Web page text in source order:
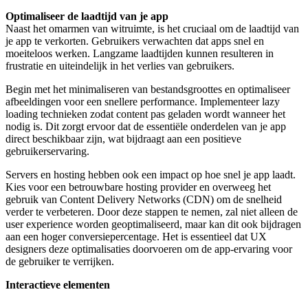
Optimaliseer de laadtijd van je app
Naast het omarmen van witruimte, is het cruciaal om de laadtijd van
je app te verkorten. Gebruikers verwachten dat apps snel en
moeiteloos werken. Langzame laadtijden kunnen resulteren in
frustratie en uiteindelijk in het verlies van gebruikers.
Begin met het minimaliseren van bestandsgroottes en optimaliseer
afbeeldingen voor een snellere performance. Implementeer lazy
loading technieken zodat content pas geladen wordt wanneer het
nodig is. Dit zorgt ervoor dat de essentiële onderdelen van je app
direct beschikbaar zijn, wat bijdraagt aan een positieve
gebruikerservaring.
Servers en hosting hebben ook een impact op hoe snel je app laadt.
Kies voor een betrouwbare hosting provider en overweeg het
gebruik van Content Delivery Networks (CDN) om de snelheid
verder te verbeteren. Door deze stappen te nemen, zal niet alleen de
user experience worden geoptimaliseerd, maar kan dit ook bijdragen
aan een hoger conversiepercentage. Het is essentieel dat UX
designers deze optimalisaties doorvoeren om de app-ervaring voor
de gebruiker te verrijken.
Interactieve elementen